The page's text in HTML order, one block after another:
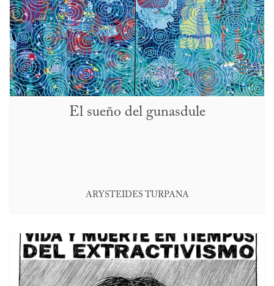
El sueño del gunasdule
ARYSTEIDES TURPANA